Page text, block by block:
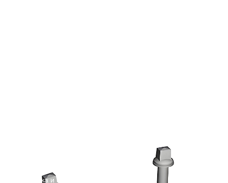
Упаковка и отгрузка